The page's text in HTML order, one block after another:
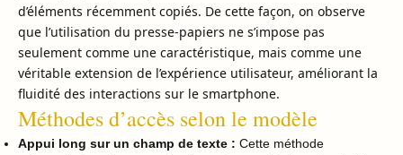
d’éléments récemment copiés. De cette façon, on observe
que l’utilisation du presse-papiers ne s’impose pas
seulement comme une caractéristique, mais comme une
véritable extension de l’expérience utilisateur, améliorant la
fluidité des interactions sur le smartphone.
Méthodes d’accès selon le modèle
Appui long sur un champ de texte : Cette méthode